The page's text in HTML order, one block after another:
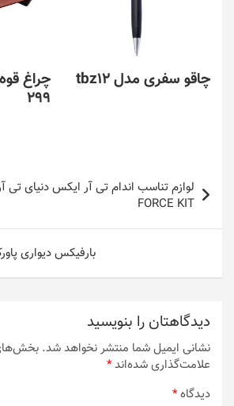
چاقو سفری مدل tbz12
چراغ
299
راهبری
نوشتهلوازم تناسب اندام تی آر ایکس دنیای
FORCE KIT
بارفیکس دیواری
دیدگاهتان را بنویسید
نشانی ایمیل شما منتشر نخواهد شد. بخش‌های
علامت‌گذاری شده‌اند*
دیدگاه*